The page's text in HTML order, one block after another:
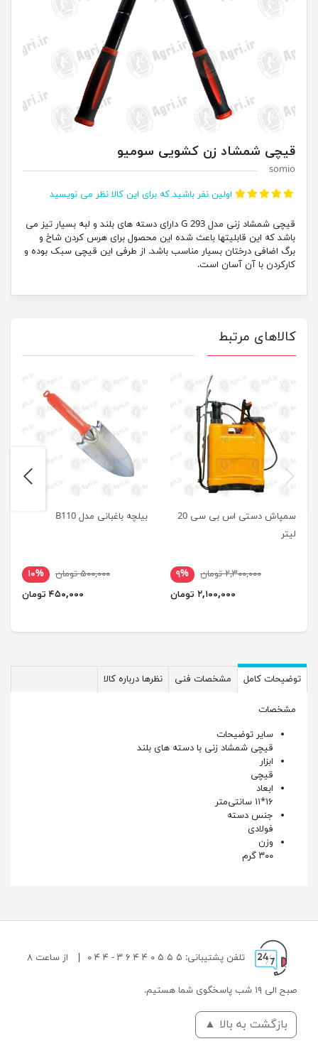
قیچی شمشاد زن کشویی سومیو
somio
اولین نفر باشید که برای این کالا نظر می نویسید
قیچی شمشاد زنی مدل G 293 دارای دسته های بلند و لبه بسیار تیز می
باشد که این قابلیتها باعث شده این محصول برای هرس کردن شاخ و
برگ اضافی درختان بسیار مناسب باشد. از طرفی این قیچی سبک بوده و
کارکردن با آن آسان است.
کالاهای مرتبط
سمپاش دستی اس بی سی 20
لیتر
۲,۳۰۰,۰۰۰ تومان
۹%
۲,۱۰۰,۰۰۰ تومان
بیلچه باغبانی مدل B110
۵۰۰,۰۰۰ تومان
۱۰%
۴۵۰,۰۰۰ تومان
previus
توضیحات کامل مشخصات فنی نظرها درباره کالا
مشخصات
سایر توضیحات
قیچی شمشاد زنی با دسته های بلند
ابزار
قیچی
ابعاد
۱۶*۱۱ سانتی‌متر
جنس دسته
فولادی
وزن
۳۰۰ گرم
تلفن پشتیبانی: ۵ ۵ ۵ ۰ ۴ ۴ ۶ ۳ - ۴ ۴ ۰ از ساعت ۸
صبح الی ۱۹ شب پاسخگوی شما هستیم.
بازگشت به بالا ▲